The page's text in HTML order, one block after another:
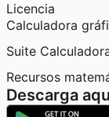
Licencia
Calculadora
Suite
Recursos
Descarga